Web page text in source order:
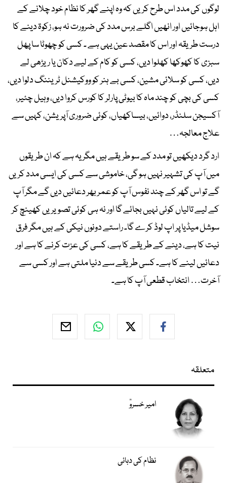
لوگوں کی مدد اس طرح کریں کہ وہ اپنے گھر کا نظام خود چلانے کے
اہل ہوجائیں اور انھیں اگلے برس مدد کی ضرورت نہ ہو، زکوۃ دینے کا
درست طریقہ اور اس کا مقصد عین یہی ہے ۔ کسی کو چھوٹا سا پھل
سبزی کا کھوکھا کھلوا دیں، کسی کو کام کے لیے دکان یا ریڑھی لے
دیں، کسی کو سلائی مشین، کسی بے ہنر کو ووکیشنل ٹریننگ دلوا دیں،
کسی کی بچی کو چند ماہ کا بیوٹی پارلر کا کورس کروا دیں، وہیل چئیر،
آکسیجن سلنڈر، دوائیں، بیساکھیاں، کوئی ضروری آپریشن، کہیں سے
علاج معالجہ…
ارد گرد دیکھیں تو مدد کے سو طریقے ہیں مگر یہ ہے کہ ان طریقوں
میں آپ کی تشہیر نہیں ہو گی، خاموشی سے کسی کی ایسی مدد کریں
گے تو اس گھر کے چند نفوس آپ کو عمر بھر دعائیں دیں گے مگر آپ
کے لیے تالیاں کوئی نہیں بجائے گا اور نہ ہی کوئی تصویریں کھینچ کر
سوشل میڈیا پر اپ لوڈ کرے گا۔ راستے دونوں نیکی کے ہیں مگر فرق
نیت کا ہے، دینے کے طریقے کا ہے، کسی کی عزت کرنے کا ہے اور
دعائیں لینے کا ہے۔ کسی طریقے سے دنیا ملتی ہے اور کسی سے
آخرت… انتخاب قطعی آپ کا ہے۔
متعلقہ
امیر خسروؒ
نظام کی دہائی